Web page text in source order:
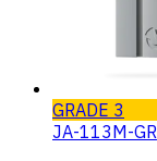
GRADE 3
JA-113M-GR